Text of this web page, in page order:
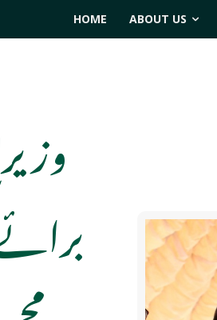
HOME ABOUT US